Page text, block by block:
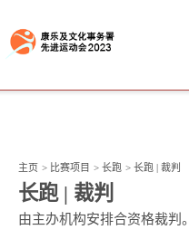
主页 > 比赛项目 > 长跑 > 长跑 | 裁判
长跑 | 裁判
由主办机构安排合资格裁判。